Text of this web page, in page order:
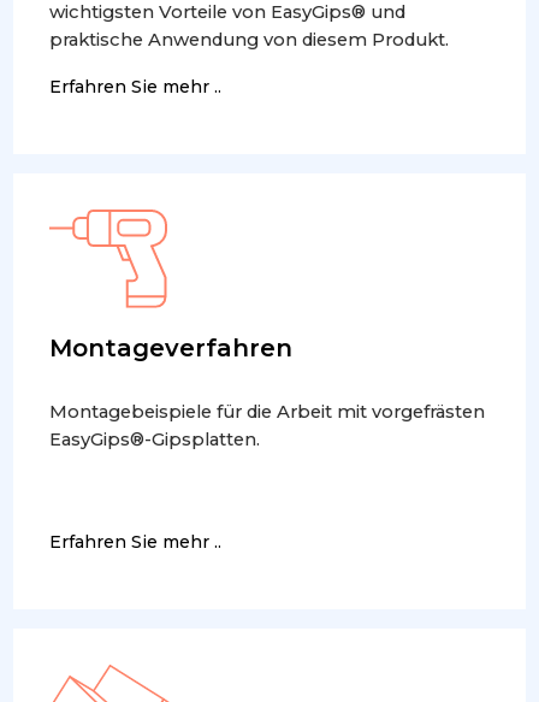
wichtigsten Vorteile von EasyGips® und
praktische Anwendung von diesem Produkt.
Erfahren Sie mehr ..
Montageverfahren
Montagebeispiele für die Arbeit mit vorgefrästen
EasyGips®-Gipsplatten.
Erfahren Sie mehr ..